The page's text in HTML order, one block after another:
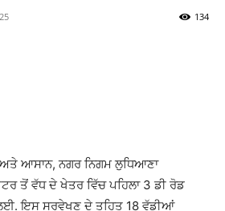
134
ਆਸਾਨ, ਨਗਰ ਨਿਗਮ ਲੁਧਿਆਣਾ
ਤੋਂ ਵੱਧ ਦੇ ਖੇਤਰ ਵਿੱਚ ਪਹਿਲਾ 3 ਡੀ ਰੋਡ
ਇਸ ਸਰਵੇਖਣ ਦੇ ਤਹਿਤ 18 ਵੱਡੀਆਂ